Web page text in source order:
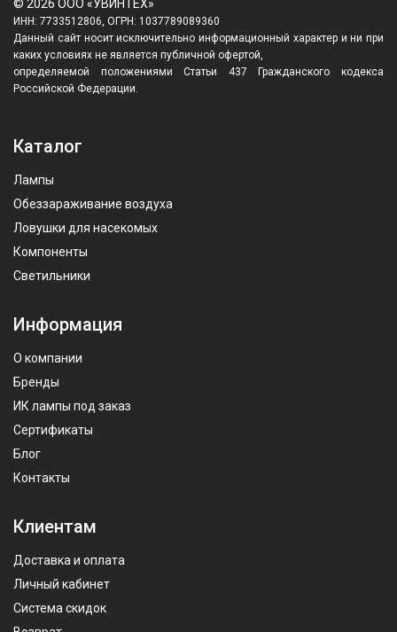
© 2026 ООО «УВИНТЕХ»
ИНН: 7733512806, ОГРН: 1037789089360
Данный сайт носит исключительно информационный характер и ни при
каких условиях не является публичной офертой,
определяемой положениями Статьи 437 Гражданского кодекса
Российской Федерации.
Каталог
Лампы
Обеззараживание воздуха
Ловушки для насекомых
Компоненты
Светильники
Информация
О компании
Бренды
ИК лампы под заказ
Сертификаты
Блог
Контакты
Клиентам
Доставка и оплата
Личный кабинет
Система скидок